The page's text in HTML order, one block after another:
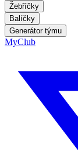
Žebříčky
Balíčky
Generátor týmu
MyClub